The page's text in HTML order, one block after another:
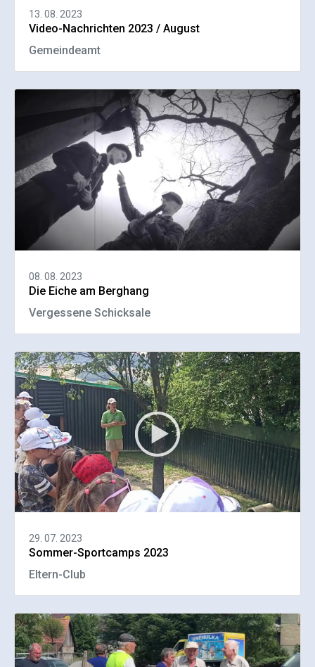
13. 08. 2023
Video-Nachrichten 2023 / August
Gemeindeamt
08. 08. 2023
Die Eiche am Berghang
Vergessene Schicksale
29. 07. 2023
Sommer-Sportcamps 2023
Eltern-Club